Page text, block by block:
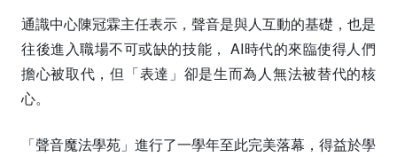
通識中心陳冠霖主任表示，聲音是與人互動的基礎，也是
往後進入職場不可或缺的技能， AI時代的來臨使得人們
擔心被取代，但「表達」卻是生而為人無法被替代的核
心。
「聲音魔法學苑」進行了一學年至此完美落幕，得益於學